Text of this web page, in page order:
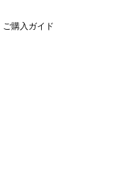
ご購入ガイド